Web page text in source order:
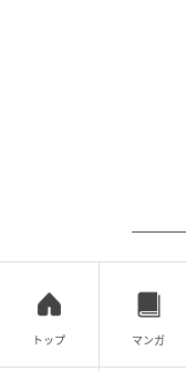
トップ マンガ